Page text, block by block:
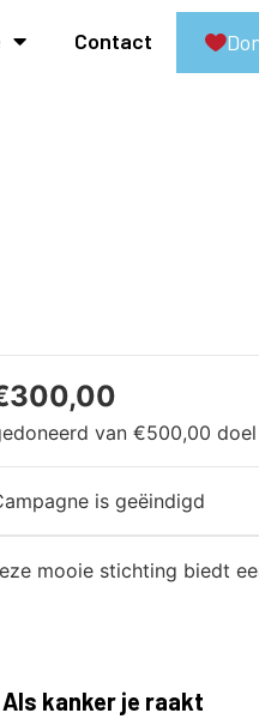
Contact
van €500,00 doel
is geëindigd
mooie stichting biedt
Als kanker je raakt